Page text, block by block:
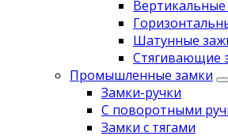
Шатунные
Стягивающие
Промышленные замки
Замки-ручки
С поворотными
Замки с тягами